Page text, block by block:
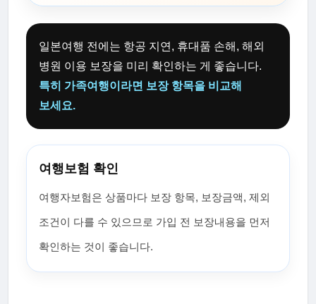
일본여행 전에는 항공 지연, 휴대품 손해, 해외
병원 이용 보장을 미리 확인하는 게 좋습니다.
특히 가족여행이라면 보장 항목을 비교해
보세요.
여행보험 확인
여행자보험은 상품마다 보장 항목, 보장금액, 제외
조건이 다를 수 있으므로 가입 전 보장내용을 먼저
확인하는 것이 좋습니다.